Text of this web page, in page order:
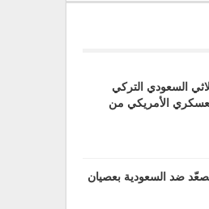
السعودي التركي
الأمريكي من
ضد السعودية بعصيان